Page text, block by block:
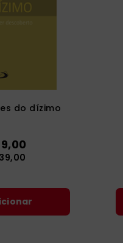
do dízimo
,00
39,00